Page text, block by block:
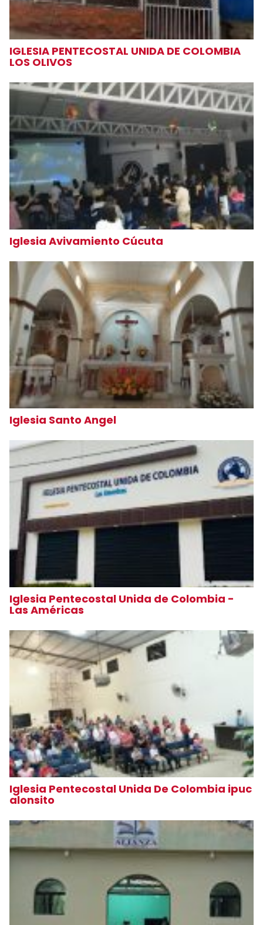
IGLESIA PENTECOSTAL UNIDA DE COLOMBIA
LOS OLIVOS
Iglesia Avivamiento Cúcuta
Iglesia Santo Angel
Iglesia Pentecostal Unida de Colombia -
Las Américas
Iglesia Pentecostal Unida De Colombia ipuc
alonsito